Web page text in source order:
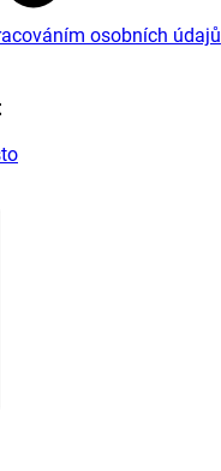
osobních údajů